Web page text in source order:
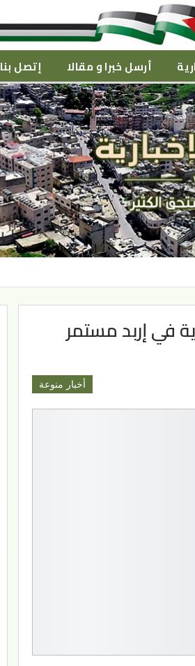
أرسل خبرا و مقالا إتصل بنا
في إربد مستمر
أخبار منوعة